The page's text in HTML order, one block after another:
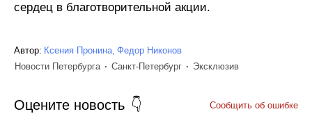
сердец в благотворительной акции.
Автор: Ксения Пронина Федор Никонов
Новости Петербурга
Санкт-Петербург Эксклюзив
Оцените новость Сообщить об ошибке